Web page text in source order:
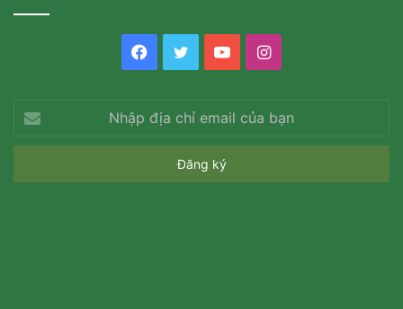
Facebook
TwitterYouTubeInstagram
địa
chỉ
của